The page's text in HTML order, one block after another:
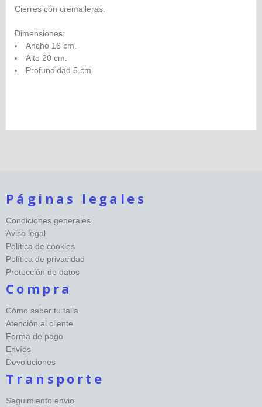
Cierres con cremalleras.
Dimensiones:
Ancho 16 cm.
Alto 20 cm.
Profundidad 5 cm
Páginas legales
Condiciones generales
Aviso legal
Política de cookies
Política de privacidad
Protección de datos
Compra
Cómo saber tu talla
Atención al cliente
Forma de pago
Envíos
Devoluciones
Transporte
Seguimiento envio